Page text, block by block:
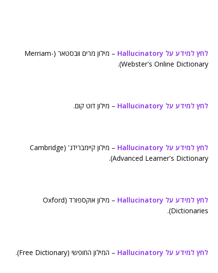
לחץ למידע על Hallucinatory
– מילון מרים וובסטאר (Merriam-
Webster's Online Dictionary).
לחץ למידע על Hallucinatory – מילון דוט קום.
לחץ למידע על Hallucinatory
– מילון קיימברידג' (Cambridge
Advanced Learner's Dictionary).
לחץ למידע על Hallucinatory
– מילון אוקספורד (Oxford
Dictionaries).
לחץ למידע על Hallucinatory – המילון החופשי (Free Dictionary).